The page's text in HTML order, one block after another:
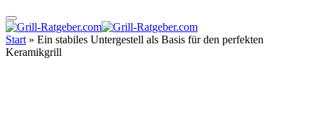
Start » Ein stabiles Untergestell als Basis für den perfekten
Keramikgrill